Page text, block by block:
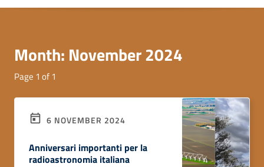
Month: November 2024
Page 1 of 1
6 NOVEMBER 2024
Anniversari importanti per la
radioastronomia italiana